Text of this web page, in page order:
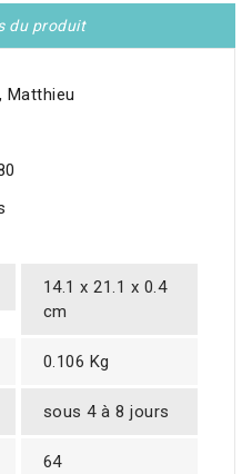
du produit
Matthieu
14.1 x 21.1 x 0.4
cm
0.106 Kg
sous 4 à 8 jours
64